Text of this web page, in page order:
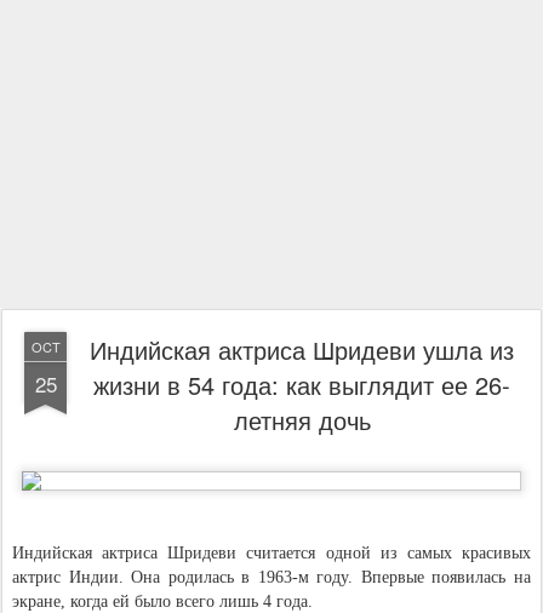
OCT
25
Индийская актриса Шридеви ушла из
жизни в 54 года: как выглядит ее 26-
летняя дочь
Индийская актриса Шридеви считается одной из самых красивых
актрис Индии. Она родилась в 1963-м году. Впервые появилась на
экране, когда ей было всего лишь 4 года.